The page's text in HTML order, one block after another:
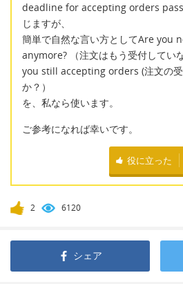
deadline for accepting orders
じますが、
簡単で自然な言い方としてAre you
anymore? （注文はもう受付してい
you still accepting orders (注文の
か？）
を、私なら使います。
ご参考になれば幸いです。
役に立った
2 6120
シェア